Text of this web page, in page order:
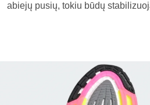
abiejų pusių, tokiu būdų